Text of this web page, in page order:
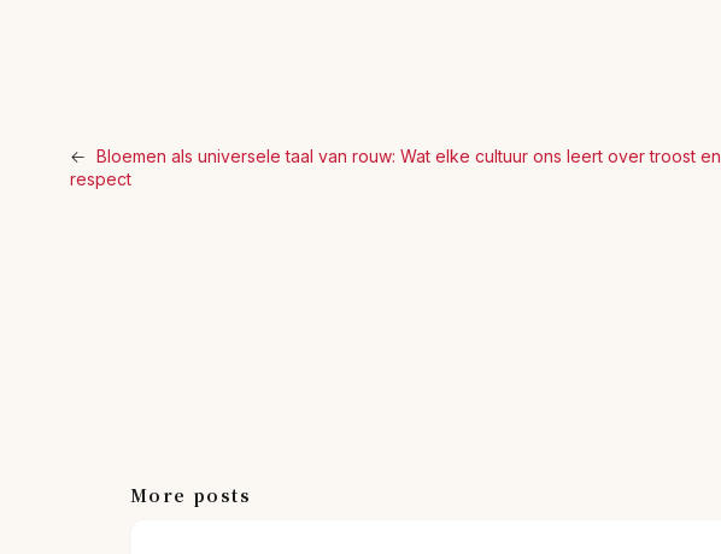
← Bloemen als universele taal van rouw: Wat elke cultuur ons leert over troost en
respect
More posts